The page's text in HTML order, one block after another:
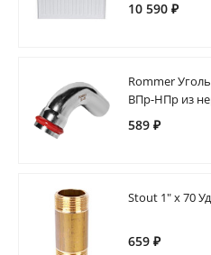
10 590 ₽
Rommer
ВПр-НПр из
кольцо из EPDM
589 ₽
Stout 1" х 70
659 ₽